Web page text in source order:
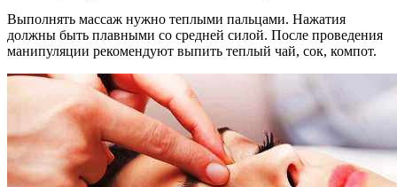
Выполнять массаж нужно теплыми пальцами. Нажатия
должны быть плавными со средней силой. После проведения
манипуляции рекомендуют выпить теплый чай, сок, компот.